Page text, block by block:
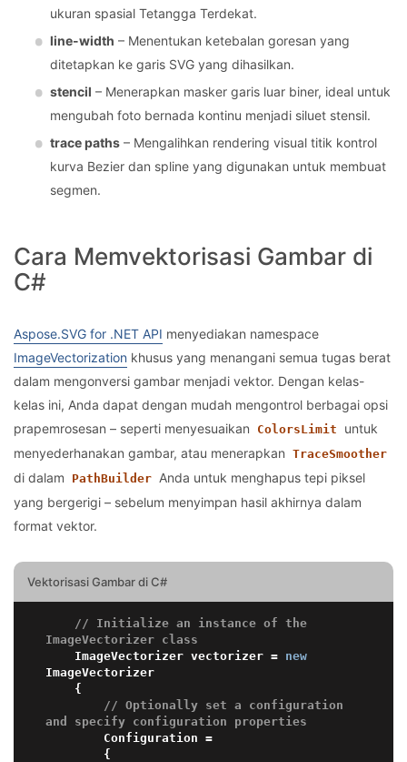
ukuran spasial Tetangga Terdekat.
line-width – Menentukan ketebalan goresan yang
ditetapkan ke garis SVG yang dihasilkan.
stencil – Menerapkan masker garis luar biner, ideal untuk
mengubah foto bernada kontinu menjadi siluet stensil.
trace paths – Mengalihkan rendering visual titik kontrol
kurva Bezier dan spline yang digunakan untuk membuat
segmen.
Cara Memvektorisasi Gambar di
C#
Aspose.SVG for .NET API menyediakan namespace
ImageVectorization khusus yang menangani semua tugas berat
dalam mengonversi gambar menjadi vektor. Dengan kelas-
kelas ini, Anda dapat dengan mudah mengontrol berbagai opsi
prapemrosesan – seperti menyesuaikan
ColorsLimit
untuk
menyederhanakan gambar, atau menerapkan TraceSmoother
di dalam PathBuilder Anda untuk menghapus tepi piksel
yang bergerigi – sebelum menyimpan hasil akhirnya dalam
format vektor.
Vektorisasi Gambar di C#
// Initialize an instance of the
ImageVectorizer class
    ImageVectorizer vectorizer =
new
ImageVectorizer
// Optionally set a configuration
and specify configuration properties